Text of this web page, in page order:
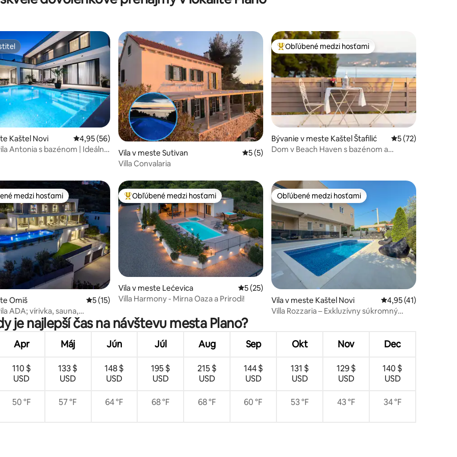
5 z 5, počet hodnotení: 9
Kaštel Novi Priemerné ohodnotenie 4,95 z 5, počet hodnotení: 56
4,95 (56)
Antonia s bazénom | Ideálne
Vila v meste Sutivan Priemerné ohodnotenie 5 z 5, počet hodnotení: 5
5 (5)
Villa Convalaria
Najobľúbenejšie medzi hosťami
Obľúbené medzi hosťami
Bývanie v meste Kaštel Štafilić Priemerné
5 (72)
Dom v Beach Haven s bazénom a
5 z 5, počet hodnotení: 4
medzi hosťami
medzi hosťami
Omiš Priemerné ohodnotenie 5 z 5, počet hodnotení: 15
5 (15)
ADA; vírivka, sauna,
bazén
Najobľúbenejšie medzi hosťami
Obľúbené medzi hosťami
Vila v meste Lećevica Priemerné ohodnotenie 5 z 5, počet hodnotení: 25
5 (25)
Villa Harmony - Mirna Oaza a Prirodi!
Obľúbené medzi hosťami
Obľúbené medzi hosťami
Vila v meste Kaštel Novi Priemerné
4,95 (41)
Villa Rozzaria – Exkluzívny súkromný
je najlepší čas na návštevu mesta Plano?
Apr Máj Jún Júl Aug Sep Okt Nov Dec
110 $
USD
133 $
USD
148 $
USD
195 $
USD
215 $
USD
144 $
USD
131 $
USD
129 $
USD
140 $
USD
50 °F 57 °F 64 °F 68 °F 68 °F 60 °F 53 °F 43 °F 34 °F